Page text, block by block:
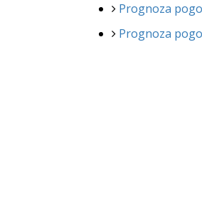
Prognoza
Prognoza